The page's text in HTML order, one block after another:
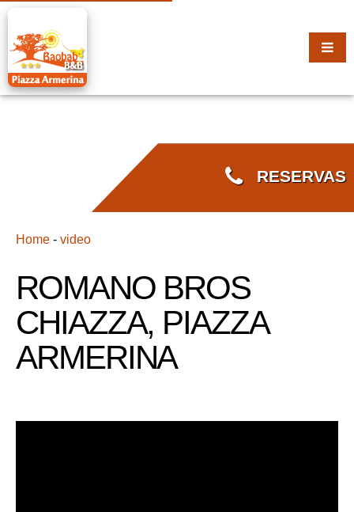
RESERVAS
Home - video
ROMANO BROS
CHIAZZA, PIAZZA
ARMERINA